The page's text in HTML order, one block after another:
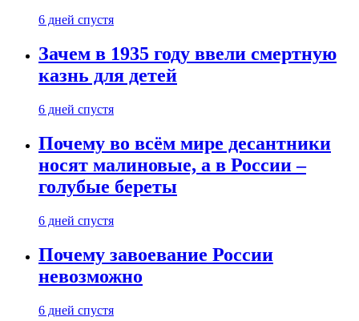
6 дней спустя
Зачем в 1935 году ввели смертную
казнь для детей
6 дней спустя
Почему во всём мире десантники
носят малиновые, а в России –
голубые береты
6 дней спустя
Почему завоевание России
невозможно
6 дней спустя